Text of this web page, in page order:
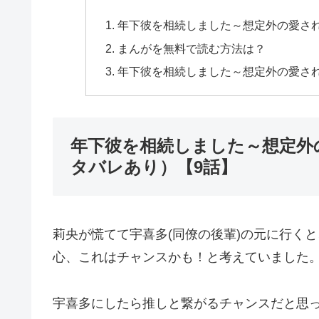
年下彼を相続しました～想定外の愛さ
まんがを無料で読む方法は？
年下彼を相続しました～想定外の愛さ
年下彼を相続しました～想定
タバレあり）【9話】
莉央が慌てて宇喜多(同僚の後輩)の元に行く
心、これはチャンスかも！と考えていました
宇喜多にしたら推しと繋がるチャンスだと思